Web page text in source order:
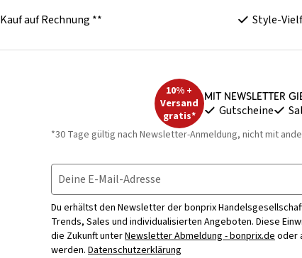
Kauf auf Rechnung ** Style-
10% +
Versand
gratis*
Mit Newsletter
Gutscheine
*30 Tage gültig nach Newsletter-Anmeldung, nicht mit
Deine E-Mail-Adresse
Du erhältst den Newsletter der bonprix
Trends, Sales und individualisierten Angeboten. Diese
die Zukunft unterNewsletter Abmeldung - bonprix.deoder
werden. Datenschutzerklärung